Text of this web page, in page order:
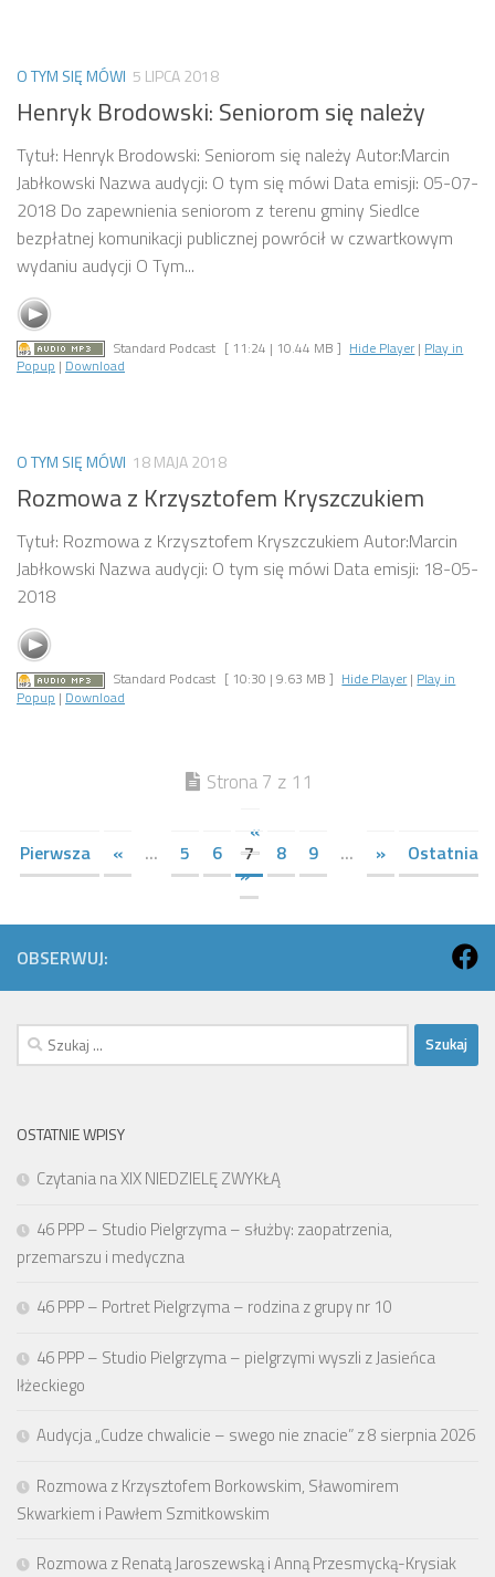
O TYM SIĘ MÓWI 5 LIPCA 2018
Henryk Brodowski: Seniorom się należy
Tytuł: Henryk Brodowski: Seniorom się należy Autor:Marcin
Jabłkowski Nazwa audycji: O tym się mówi Data emisji: 05-07-
2018 Do zapewnienia seniorom z terenu gminy Siedlce
bezpłatnej komunikacji publicznej powrócił w czwartkowym
wydaniu audycji O Tym...
Standard Podcast [ 11:24 | 10.44 MB ] Hide Player | Play in
Popup | Download
O TYM SIĘ MÓWI 18 MAJA 2018
Rozmowa z Krzysztofem Kryszczukiem
Tytuł: Rozmowa z Krzysztofem Kryszczukiem Autor:Marcin
Jabłkowski Nazwa audycji: O tym się mówi Data emisji: 18-05-
2018
Standard Podcast [ 10:30 | 9.63 MB ] Hide Player | Play in
Popup | Download
Strona 7 z 11
«
Pierwsza
« ... 5 6 7 8 9 ... »
Ostatnia
»
OBSERWUJ:
Szukaj:
OSTATNIE WPISY
Czytania na XIX NIEDZIELĘ ZWYKŁĄ
46 PPP – Studio Pielgrzyma – służby: zaopatrzenia,
przemarszu i medyczna
46 PPP – Portret Pielgrzyma – rodzina z grupy nr 10
46 PPP – Studio Pielgrzyma – pielgrzymi wyszli z Jasieńca
Iłżeckiego
Audycja „Cudze chwalicie – swego nie znacie” z 8 sierpnia 2026
Rozmowa z Krzysztofem Borkowskim, Sławomirem
Skwarkiem i Pawłem Szmitkowskim
Rozmowa z Renatą Jaroszewską i Anną Przesmycką-Krysiak